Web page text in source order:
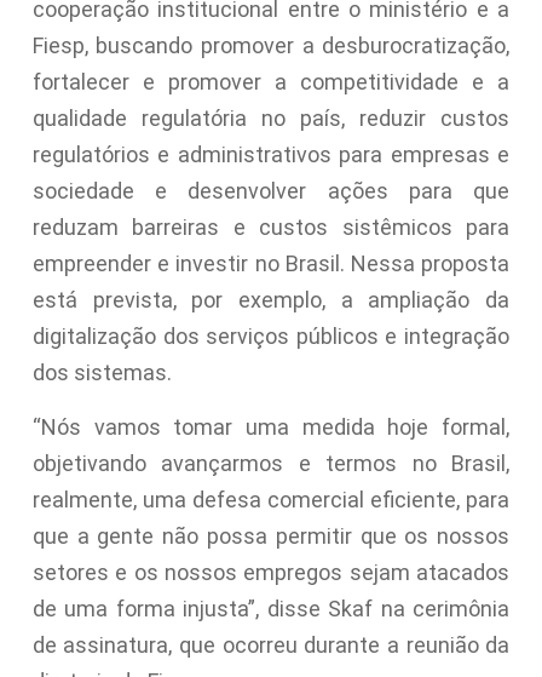
cooperação institucional entre o ministério e a
Fiesp, buscando promover a desburocratização,
fortalecer e promover a competitividade e a
qualidade regulatória no país, reduzir custos
regulatórios e administrativos para empresas e
sociedade e desenvolver ações para que
reduzam barreiras e custos sistêmicos para
empreender e investir no Brasil. Nessa proposta
está prevista, por exemplo, a ampliação da
digitalização dos serviços públicos e integração
dos sistemas.
“Nós vamos tomar uma medida hoje formal,
objetivando avançarmos e termos no Brasil,
realmente, uma defesa comercial eficiente, para
que a gente não possa permitir que os nossos
setores e os nossos empregos sejam atacados
de uma forma injusta”, disse Skaf na cerimônia
de assinatura, que ocorreu durante a reunião da